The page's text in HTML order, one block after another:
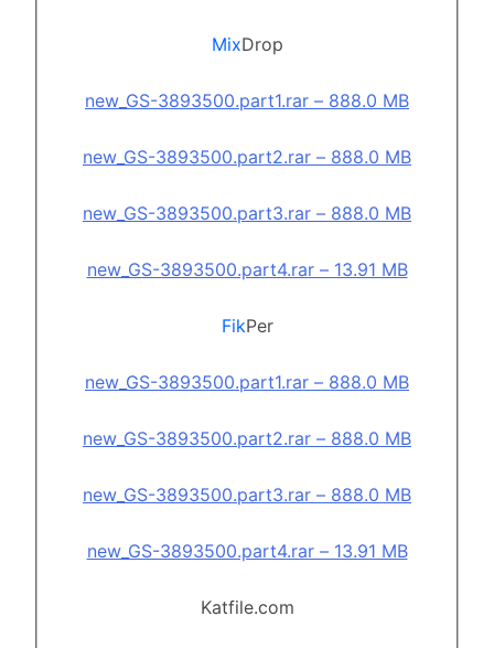
MixDrop
new_GS-3893500.part1.rar – 888.0 MB
new_GS-3893500.part2.rar – 888.0 MB
new_GS-3893500.part3.rar – 888.0 MB
new_GS-3893500.part4.rar – 13.91 MB
FikPer
new_GS-3893500.part1.rar – 888.0 MB
new_GS-3893500.part2.rar – 888.0 MB
new_GS-3893500.part3.rar – 888.0 MB
new_GS-3893500.part4.rar – 13.91 MB
Katfile.com